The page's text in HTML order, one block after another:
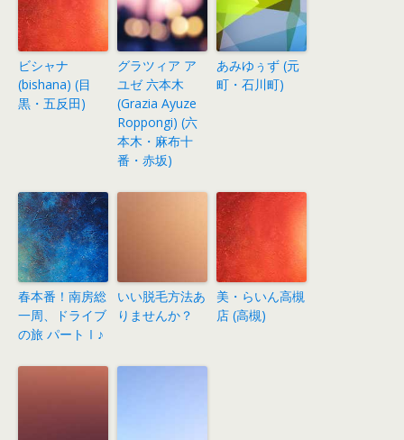
ビシャナ
(bishana) (目
黒・五反田)
グラツィア ア
ユゼ 六本木
(Grazia Ayuze
Roppongi) (六
本木・麻布十
番・赤坂)
あみゆぅず (元
町・石川町)
春本番！南房総
一周、ドライブ
の旅 パートⅠ♪
いい脱毛方法あ
りませんか？
美・らいん高槻
店 (高槻)